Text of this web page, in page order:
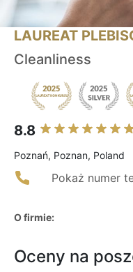
LAUREAT
Cleanliness
8.8
Poznań, Poznan, Poland
Pokaż numer
O firmie:
Oceny na